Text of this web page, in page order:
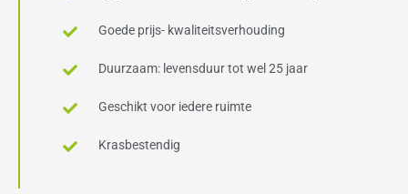
Goede prijs- kwaliteitsverhouding
Duurzaam: levensduur tot wel 25 jaar
Geschikt voor iedere ruimte
Krasbestendig